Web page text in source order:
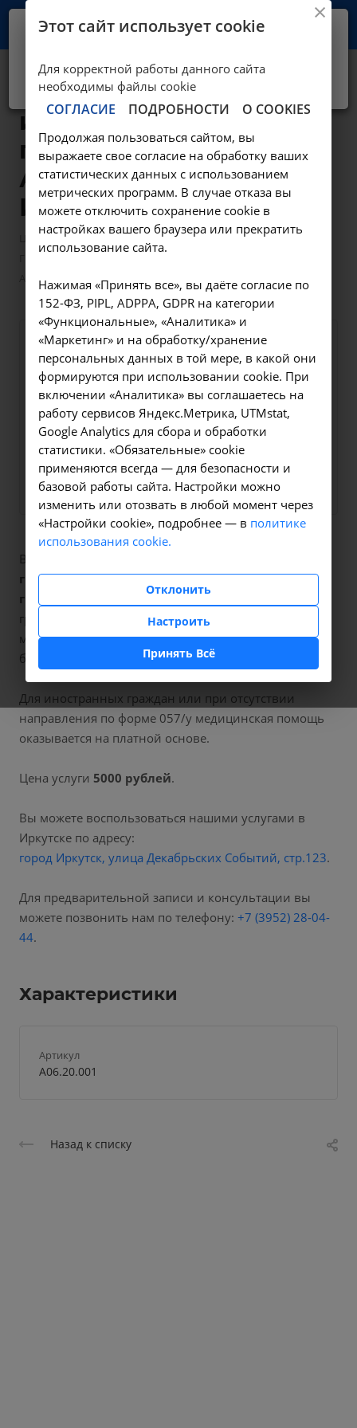
иссл.,совм.с
гинек.манип. -
А06.20.001 в
Иркутске
Цены в Иркутске — Манипуляции гинекологические
А06.20.001 в Иркутске
Оформите заявку на сайте,
мы свяжемся с вами в
ближайшее время и ответим
на все интересующие
вопросы.
5000 ₽
Заказать услугу
В наших клиниках мы проводим
гистеросальпингография+r-иссл.,совм.с
гинек.манип.
, код услуги (НМУ)
граждан России, у которых есть направление,
медицинская помощь оказывается по полису ОМС
бесплатно.
Для иностранных граждан или при отсутствии
направления по форме 057/у медицинская помощь
оказывается на платной основе.
Цена услуги 5000 рублей.
Вы можете воспользоваться нашими услугами в
Иркутске по адресу:
город Иркутск, улица Декабрьских Событий, стр.123.
Для предварительной записи и консультации вы
можете позвонить нам по телефону: +7 (3952) 28-04-
44.
Характеристики
Артикул
А06.20.001
Назад к списку
Ваш город -Иркутск?
Да, верно Нет, выбрать другой
Этот сайт использует cookie
Для корректной работы данного сайта
необходимы файлы cookie
СОГЛАСИЕ ПОДРОБНОСТИ О COOKIES
Продолжая пользоваться сайтом, вы
выражаете свое согласие на обработку ваших
статистических данных с использованием
метрических программ. В случае отказа вы
можете отключить сохранение cookie в
настройках вашего браузера или прекратить
использование сайта.
Нажимая «Принять все», вы даёте согласие по
152-ФЗ, PIPL, ADPPA, GDPR на категории
«Функциональные», «Аналитика» и
«Маркетинг» и на обработку/хранение
персональных данных в той мере, в какой они
формируются при использовании cookie. При
включении «Аналитика» вы соглашаетесь на
работу сервисов Яндекс.Метрика, UTMstat,
Google Analytics для сбора и обработки
статистики. «Обязательные» cookie
применяются всегда — для безопасности и
базовой работы сайта. Настройки можно
изменить или отозвать в любой момент через
«Настройки cookie», подробнее — в политике
использования cookie.
Отклонить
Настроить
Принять Всё